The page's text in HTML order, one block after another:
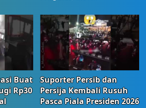
Buat
Rp30
Suporter Persib dan
Persija Kembali Rusuh
Pasca Piala Presiden 2026